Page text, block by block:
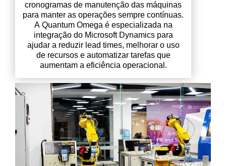
cronogramas de manutenção das máquinas
para manter as operações sempre contínuas.
A Quantum Omega é especializada na
integração do Microsoft Dynamics para
ajudar a reduzir lead times, melhorar o uso
de recursos e automatizar tarefas que
aumentam a eficiência operacional.